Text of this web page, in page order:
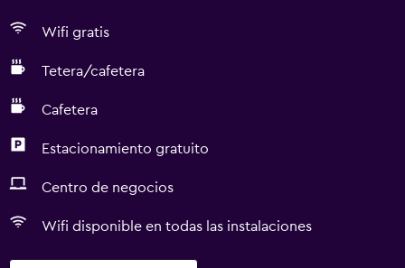
Wifi gratis
Tetera/cafetera
Cafetera
Estacionamiento gratuito
Centro de negocios
Wifi disponible en todas las instalaciones